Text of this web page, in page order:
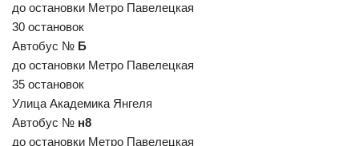
до остановки Метро Павелецкая
30 остановок
Автобус № Б
до остановки Метро Павелецкая
35 остановок
Улица Академика Янгеля
Автобус № н8
до остановки Метро Павелецкая